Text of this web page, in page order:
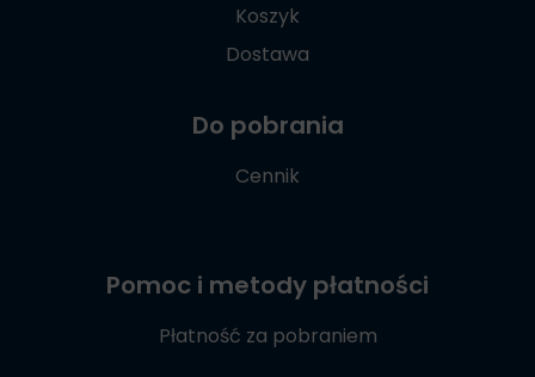
Koszyk
Dostawa
Do pobrania
Cennik
Pomoc i metody płatności
Płatność za pobraniem